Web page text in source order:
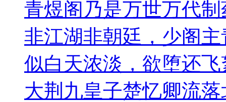
青煜阁乃是万世万代
非江湖非朝廷，少阁
似白天浓淡，欲堕还
大荆九皇子楚忆卿流